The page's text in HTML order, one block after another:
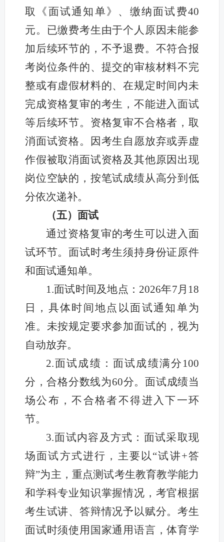
取《面试通知单》、缴纳面试费40
元。已缴费考生由于个人原因未能参
加后续环节的，不予退费。不符合报
考岗位条件的、提交的审核材料不完
整或有虚假材料的、在规定时间内未
完成资格复审的考生，不能进入面试
等后续环节。资格复审不合格者，取
消面试资格。因考生自愿放弃或弄虚
作假被取消面试资格及其他原因出现
岗位空缺的，按笔试成绩从高分到低
分依次递补。
（五）面试
通过资格复审的考生可以进入面
试环节。面试时考生须持身份证原件
和面试通知单。
1.面试时间及地点：2026年7月18
日，具体时间地点以面试通知单为
准。未按规定要求参加面试的，视为
自动放弃。
2.面试成绩：面试成绩满分100
分，合格分数线为60分。面试成绩当
场公布，不合格者不得进入下一环
节。
3.面试内容及方式：面试采取现
场面试方式进行，主要以“试讲+答
辩”为主，重点测试考生教育教学能力
和学科专业知识掌握情况，考官根据
考生试讲、答辩情况予以赋分。考生
面试时须使用国家通用语言，体育学